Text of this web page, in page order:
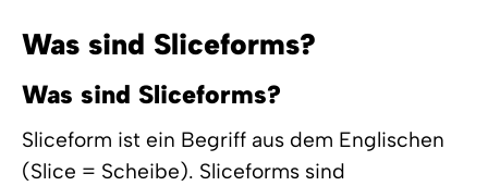
Was sind Sliceforms?
Was sind Sliceforms?
Sliceform ist ein Begriff aus dem Englischen
(Slice = Scheibe). Sliceforms sind